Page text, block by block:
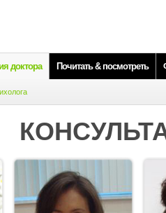
доктора Почитать & посмотреть